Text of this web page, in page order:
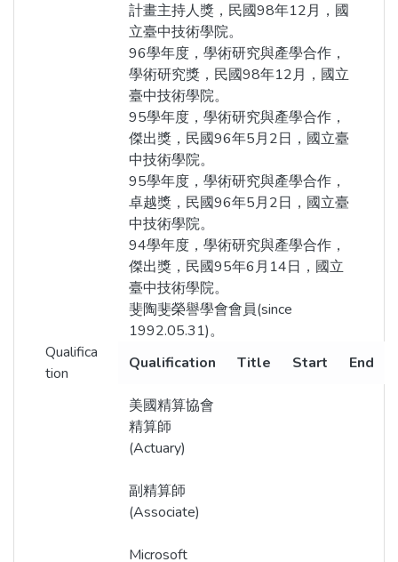
計畫主持人獎，民國98年12月，國
立臺中技術學院。
96學年度，學術研究與產學合作，
學術研究獎，民國98年12月，國立
臺中技術學院。
95學年度，學術研究與產學合作，
傑出獎，民國96年5月2日，國立臺
中技術學院。
95學年度，學術研究與產學合作，
卓越獎，民國96年5月2日，國立臺
中技術學院。
94學年度，學術研究與產學合作，
傑出獎，民國95年6月14日，國立
臺中技術學院。
斐陶斐榮譽學會會員(since
1992.05.31)。
Qualifica
tion
Qualification Title Start End
美國精算協會
精算師
(Actuary)
副精算師
(Associate)
Microsoft